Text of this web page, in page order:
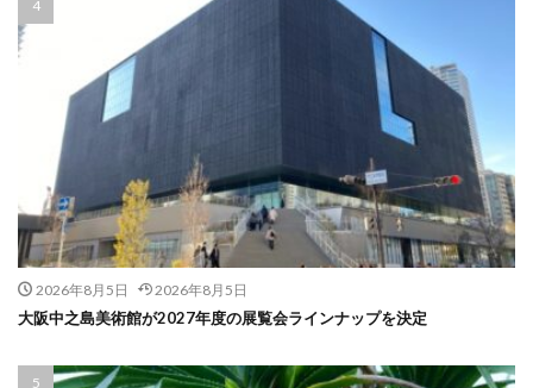
2026年8月5日 2026年8月5日
大阪中之島美術館が2027年度の展覧会ラインナップを決定